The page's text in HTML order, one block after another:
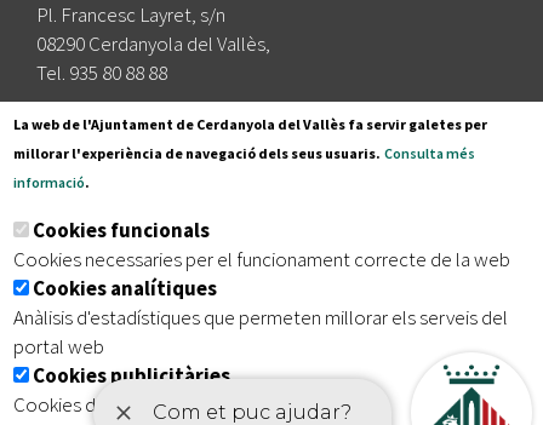
Pl. Francesc Layret, s/n
08290 Cerdanyola del Vallès,
Tel. 935 80 88 88
Segueix-nos a:
Subscriu-te al nostre butlletí
Inici | Avís legal | Protecció de dades
| Accessibilitat
La web de l'Ajuntament de Cerdanyola del Vallès fa servir galetes per
millorar l'experiència de navegació dels seus usuaris. Consulta més
informació.
Cookies funcionals
Cookies necessaries per el funcionament correcte de la web
Cookies analítiques
Anàlisis d'estadístiques que permeten millorar els serveis del
portal web
Cookies publicitàries
Cookies de tercers amb finalitat publicitària